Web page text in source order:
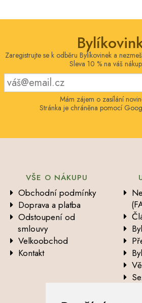
Zaregistrujte se k odběru Bylíkovinek a
Sleva 10 % na váš
Mám zájem o zasílání
Stránka je chráněna pomocí
VŠE O NÁKUPU
Obchodní podmínky
Doprava a platba
Odstoupení od
smlouvy
Velkoobchod
Kontakt